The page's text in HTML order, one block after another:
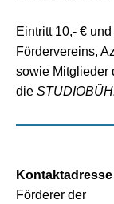
Eintritt 10,- €
Fördervereins,
sowie Mitglieder
die
Kontaktadresse
Förderer der